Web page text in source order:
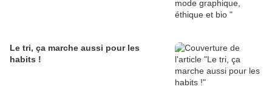
Le tri, ça marche aussi pour les
habits !